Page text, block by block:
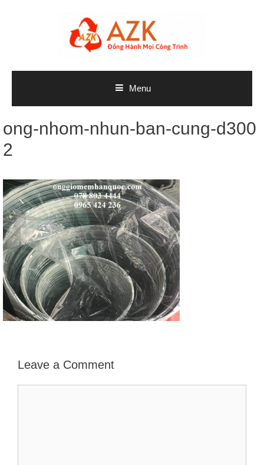
Menu
ong-nhom-nhun-ban-cung-d300
2
Leave a Comment